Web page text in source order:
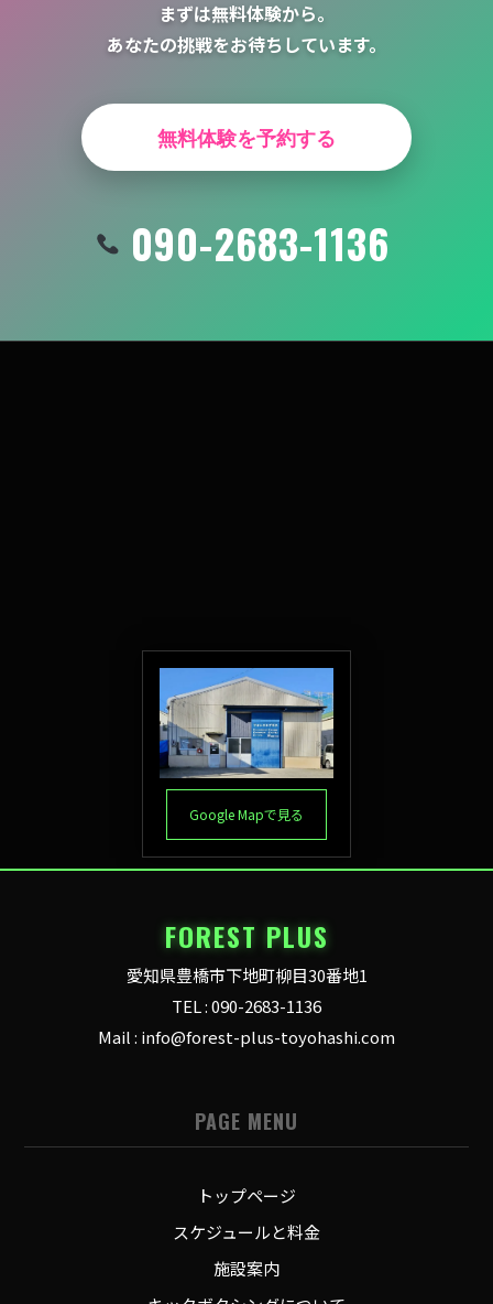
まずは無料体験から。
あなたの挑戦をお待ちしています。
無料体験を予約する
090-2683-1136
Google Mapで見る
FOREST PLUS
愛知県豊橋市下地町柳目30番地1
TEL : 090-2683-1136
Mail : info@forest-plus-toyohashi.com
PAGE MENU
トップページ
スケジュールと料金
施設案内